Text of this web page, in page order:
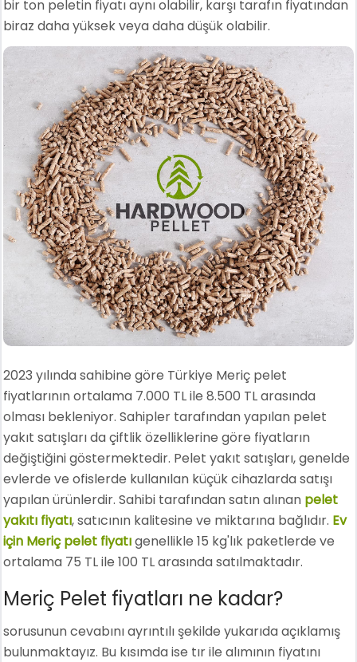
bir ton peletin fiyatı aynı olabilir, karşı tarafın fiyatından
biraz daha yüksek veya daha düşük olabilir.
2023 yılında sahibine göre Türkiye Meriç pelet
fiyatlarının ortalama 7.000 TL ile 8.500 TL arasında
olması bekleniyor. Sahipler tarafından yapılan pelet
yakıt satışları da çiftlik özelliklerine göre fiyatların
değiştiğini göstermektedir. Pelet yakıt satışları, genelde
evlerde ve ofislerde kullanılan küçük cihazlarda satışı
yapılan ürünlerdir. Sahibi tarafından satın alınan pelet
yakıtı fiyatı, satıcının kalitesine ve miktarına bağlıdır. Ev
için Meriç pelet fiyatıgenellikle 15 kg'lık paketlerde ve
ortalama 75 TL ile 100 TL arasında satılmaktadır.
Meriç Pelet fiyatları ne kadar?
sorusunun cevabını ayrıntılı şekilde yukarıda açıklamış
bulunmaktayız. Bu kısımda ise tır ile alımının fiyatını